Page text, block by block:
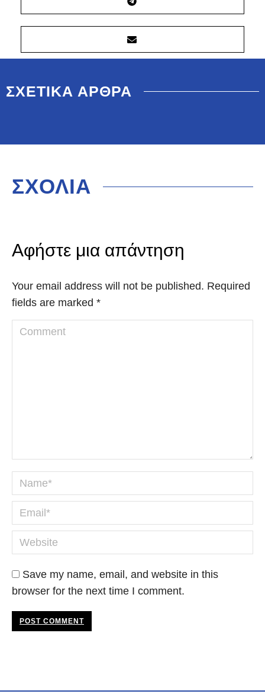
ΣΧΕΤΙΚΑ ΑΡΘΡΑ
ΣΧΟΛΙΑ
Αφήστε μια απάντηση
Your email address will not be published. Required
fields are marked *
Comment
Name *
Email *
Website
Save my name, email, and website in this
browser for the next time I comment.
POST COMMENT